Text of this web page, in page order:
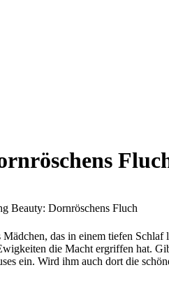
Beauty: Dornröschens Fluch
das in einem tiefen
die Macht ergriffen hat.
ein. Wird ihm auch dort die